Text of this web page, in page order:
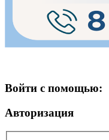
Войти с помощью:
Авторизация